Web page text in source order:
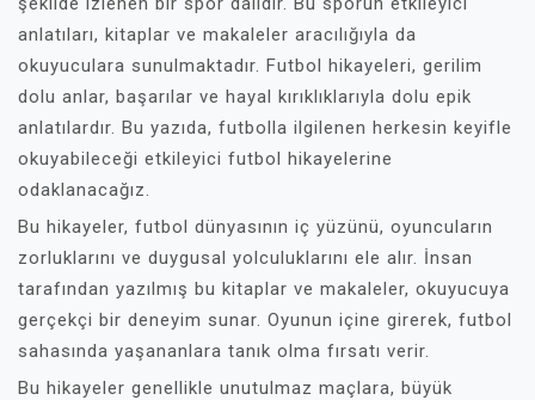
anlatıları, kitaplar ve makaleler aracılığıyla da
okuyuculara sunulmaktadır. Futbol hikayeleri, gerilim
dolu anlar, başarılar ve hayal kırıklıklarıyla dolu epik
anlatılardır. Bu yazıda, futbolla ilgilenen herkesin keyifle
okuyabileceği etkileyici futbol hikayelerine
odaklanacağız.
Bu hikayeler, futbol dünyasının iç yüzünü, oyuncuların
zorluklarını ve duygusal yolculuklarını ele alır. İnsan
tarafından yazılmış bu kitaplar ve makaleler, okuyucuya
gerçekçi bir deneyim sunar. Oyunun içine girerek, futbol
sahasında yaşananlara tanık olma fırsatı verir.
Bu hikayeler genellikle unutulmaz maçlara, büyük